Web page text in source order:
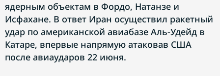
ядерным объектам в Фордо, Натанзе и
Исфахане. В ответ Иран осуществил ракетный
удар по американской авиабазе Аль-Удейд в
Катаре, впервые напрямую атаковав США
после авиаударов 22 июня.